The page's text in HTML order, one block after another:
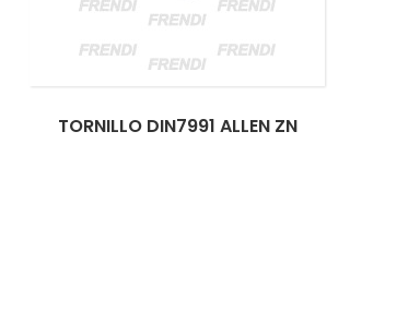
TORNILLO DIN7991 ALLEN ZN